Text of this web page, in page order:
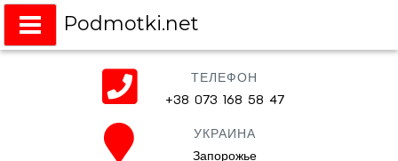
Podmotki.net
Подмотки на любое авто
ТЕЛЕФОН
+38 073 168 58 47
УКРАИНА
Запорожье